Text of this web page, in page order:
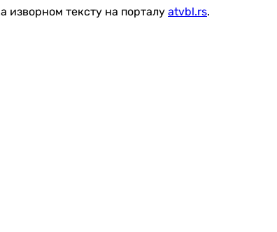
изворном тексту на порталу atvbl.rs.